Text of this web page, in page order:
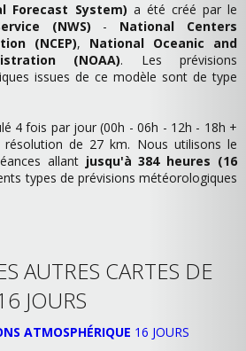
Forecast System) a été créé par le
(NWS) - National Centers
(NCEP), National Oceanic and
(NOAA). Les prévisions
issues de ce modèle sont de type
4 fois par jour (00h - 06h - 12h - 18h +
de 27 km. Nous utilisons le
allant jusqu'à 384 heures (16
types de prévisions météorologiques
AUTRES CARTES DE
JOURS
ATMOSPHÉRIQUE 16 JOURS